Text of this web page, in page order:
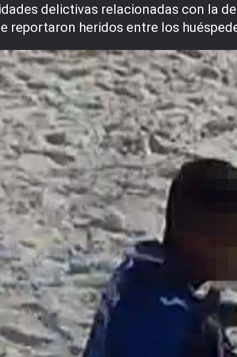
delictivas relacionadas con la
reportaron heridos entre los